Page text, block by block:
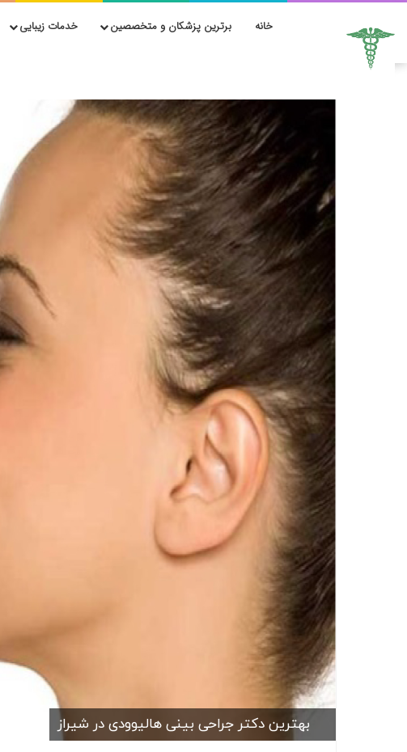
خانه برترین پزشکان و متخصصین خدمات زیبایی
بهترین دکتر جراحی بینی هالیوودی در شیراز